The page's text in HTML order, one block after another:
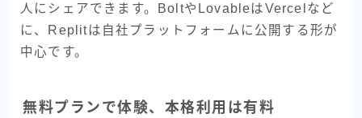
人にシェアできます。BoltやLovableはVercelなど
に、Replitは自社プラットフォームに公開する形が
中心です。
無料プランで体験、本格利用は有料